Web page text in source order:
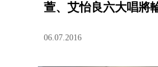
萱、艾怡良六大唱將
06.07.2016